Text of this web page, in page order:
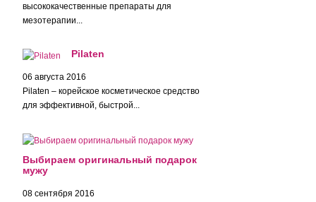
высококачественные препараты для
мезотерапии...
Pilaten
06 августа 2016
Pilaten – корейское косметическое средство
для эффективной, быстрой...
Выбираем оригинальный подарок
мужу
08 сентября 2016